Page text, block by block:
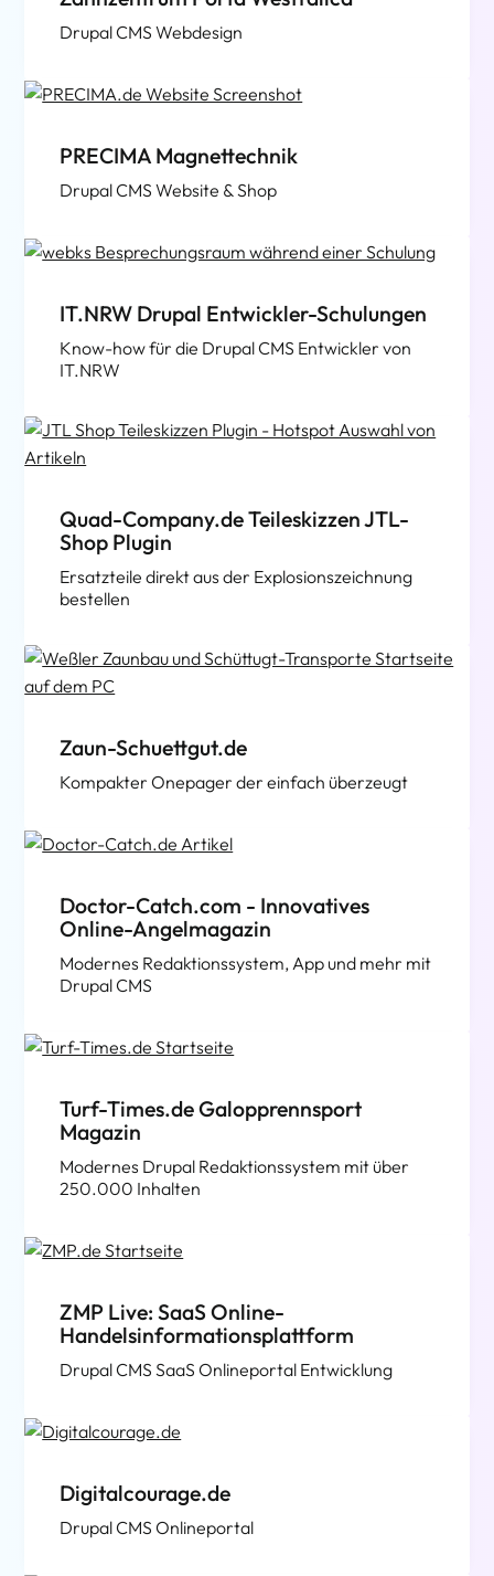
Drupal CMS Webdesign
PRECIMA Magnettechnik
Drupal CMS Website & Shop
IT.NRW Drupal Entwickler-Schulungen
Know-how für die Drupal CMS Entwickler von
IT.NRW
Quad-Company.de Teileskizzen JTL-
Shop Plugin
Ersatzteile direkt aus der Explosionszeichnung
bestellen
Zaun-Schuettgut.de
Kompakter Onepager der einfach überzeugt
Doctor-Catch.com - Innovatives
Online-Angelmagazin
Modernes Redaktionssystem, App und mehr mit
Drupal CMS
Turf-Times.de Galopprennsport
Magazin
Modernes Drupal Redaktionssystem mit über
250.000 Inhalten
ZMP Live: SaaS Online-
Handelsinformationsplattform
Drupal CMS SaaS Onlineportal Entwicklung
Digitalcourage.de
Drupal CMS Onlineportal